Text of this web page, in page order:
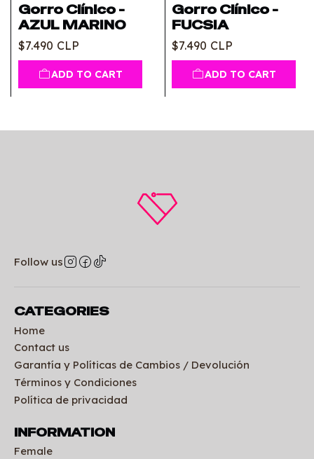
Gorro Clínico -
AZUL MARINO
$7.490 CLP
ADD TO CART
Gorro Clínico -
FUCSIA
$7.490 CLP
ADD TO CART
Follow us
CATEGORIES
Home
Contact us
Garantía y Políticas de Cambios / Devolución
Términos y Condiciones
Política de privacidad
INFORMATION
Female